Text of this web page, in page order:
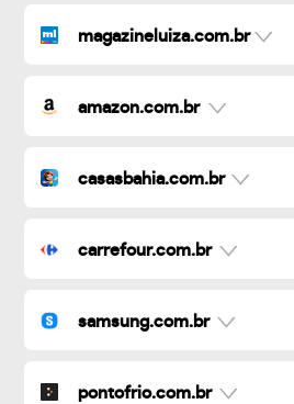
magazineluiza.com.br
amazon.com.br
casasbahia.com.br
carrefour.com.br
samsung.com.br
pontofrio.com.br